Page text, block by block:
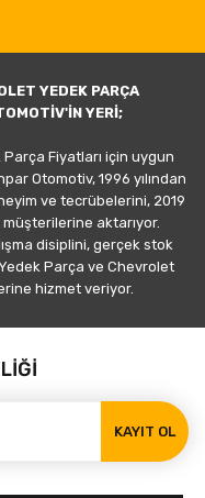
YEDEK PARÇA
YERİ;
Fiyatları için uygun
Otomotiv, 1996 yılından
ve tecrübelerini, 2019
aktarıyor.
disiplini, gerçek stok
Parça ve Chevrolet
hizmet veriyor.
KAYIT OL